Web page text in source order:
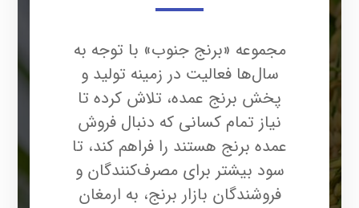
مجموعه «برنج جنوب» با توجه به
سال‌ها فعالیت در زمینه تولید و
پخش برنج عمده، تلاش کرده تا
نیاز تمام کسانی که دنبال فروش
عمده برنج هستند را فراهم کند، تا
سود بیشتر برای مصرف‌کنندگان و
فروشندگان بازار برنج، به ارمغان